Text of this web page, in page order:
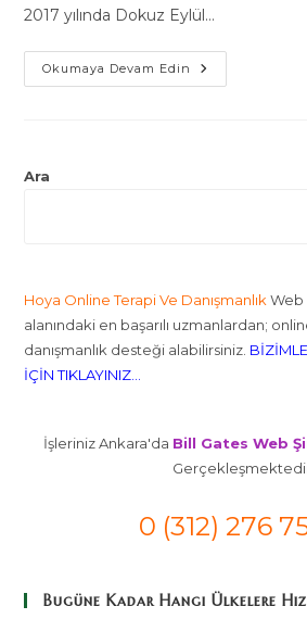
2017 yılında Dokuz Eylül…
Okumaya Devam Edin Dr.
Gerontolog
Ara
Hoya Online Terapi Ve DanışmanlıkWeb
alanındaki en başarılı uzmanlardan;
danışmanlık desteği alabilirsiniz.
İÇİN TIKLAYINIZ...
İşleriniz Ankara'da Bill Gates Web
0 (312) 276
Bugüne Kadar Hangi Ülkelere